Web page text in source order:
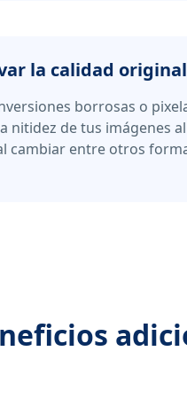
la calidad original
borrosas o
nitidez de tus imágenes
al cambiar entre otros